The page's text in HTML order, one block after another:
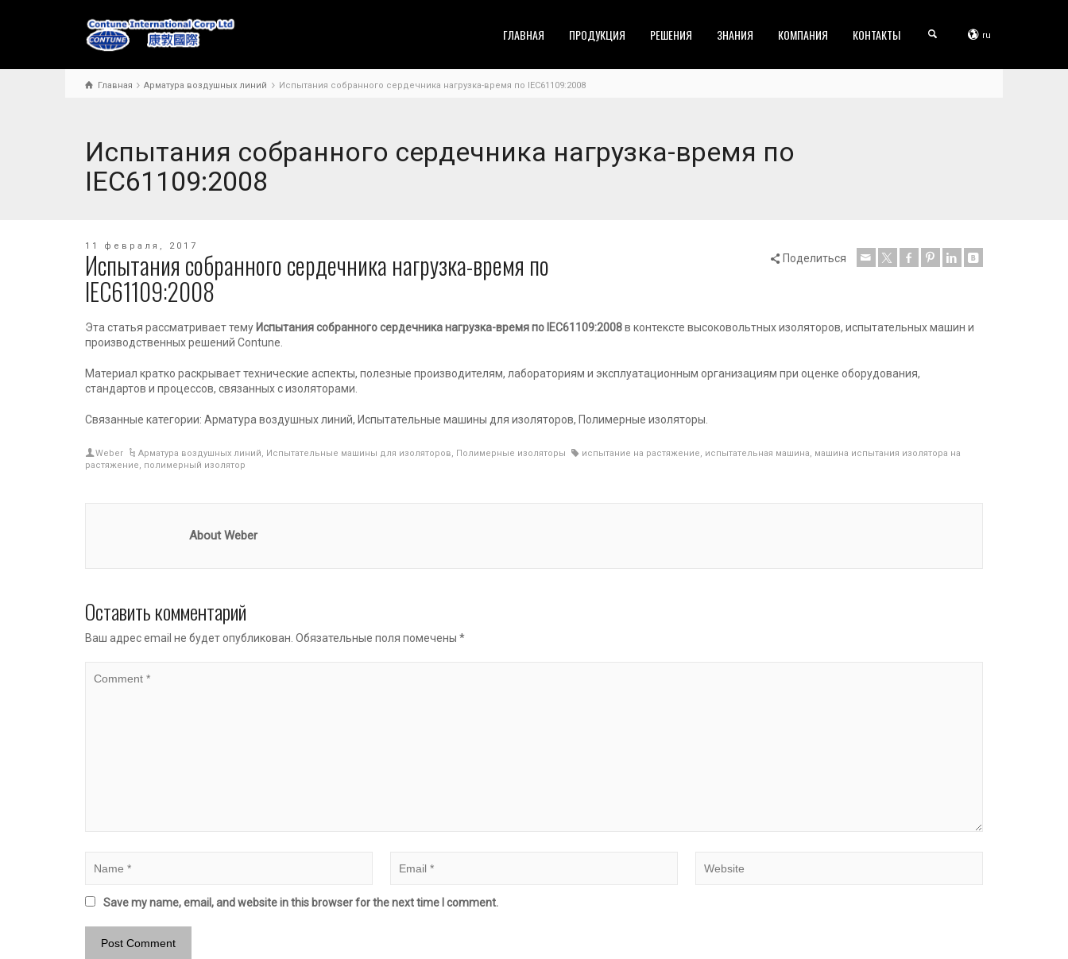
ГЛАВНАЯ ПРОДУКЦИЯ РЕШЕНИЯ ЗНАНИЯ КОМПАНИЯ КОНТАКТЫ ru
Главная Арматура воздушных линий Испытания собранного сердечника нагрузка-время по IEC61109:2008
Испытания собранного сердечника нагрузка-время по
IEC61109:2008
11 февраля, 2017
Испытания собранного сердечника нагрузка-время по
IEC61109:2008
Поделиться
Эта статья рассматривает тему Испытания собранного сердечника нагрузка-время по IEC61109:2008в контексте высоковольтных изоляторов, испытательных машин и
производственных решений Contune.
Материал кратко раскрывает технические аспекты, полезные производителям, лабораториям и эксплуатационным организациям при оценке оборудования,
стандартов и процессов, связанных с изоляторами.
Связанные категории: Арматура воздушных линий, Испытательные машины для изоляторов, Полимерные изоляторы.
Weber Арматура воздушных линий, Испытательные машины для изоляторов, Полимерные изоляторы испытание на растяжение, испытательная машина, машина испытания изолятора на
растяжение, полимерный изолятор
About Weber
Оставить комментарий
Ваш адрес email не будет опубликован. Обязательные поля помечены *
Save my name, email, and website in this browser for the next time I comment.